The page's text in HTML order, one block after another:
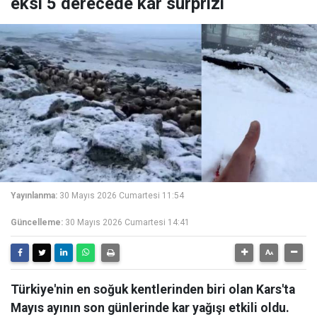
Yayınlanma: 30 Mayıs 2026 Cumartesi 11:54
Güncelleme: 30 Mayıs 2026 Cumartesi 14:41
Türkiye'nin en soğuk kentlerinden biri olan Kars'ta
Mayıs ayının son günlerinde kar yağışı etkili oldu.